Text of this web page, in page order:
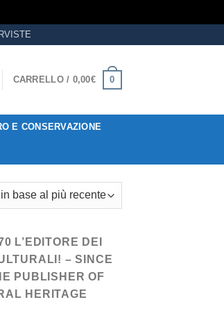
CARRELLO / 0,00€ 0
E CONSERVAZIONE
L’EDITORE DEI
– SINCE
PUBLISHER OF
HERITAGE